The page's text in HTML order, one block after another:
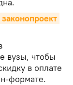
вузы, чтобы
в оплате
формате.